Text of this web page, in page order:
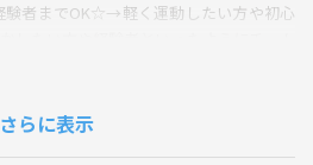
験者までOK☆→軽く運動したい方や初心
い方は物足りないと感じるかもですし、
さらに表示